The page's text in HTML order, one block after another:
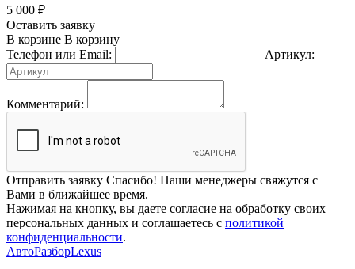
5 000 ₽
Оставить заявку
В корзине В корзину
Телефон или Email:
Артикул:
Комментарий:
Отправить заявку Спасибо! Наши менеджеры свяжутся с
Вами в ближайшее время.
Нажимая на кнопку, вы даете согласие на обработку своих
персональных данных и соглашаетесь с политикой
конфиденциальности.
АвтоРазборLexus